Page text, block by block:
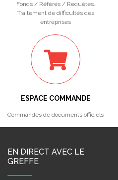
Fonds / Référés / Requêtes.
Traitement de difficultés des
entreprises
ESPACE COMMANDE
Commandes de documents officiels
EN DIRECT AVEC LE
GREFFE